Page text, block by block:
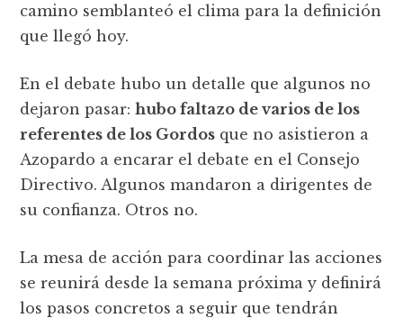
camino semblanteó el clima para la definición
que llegó hoy.
En el debate hubo un detalle que algunos no
dejaron pasar:hubo faltazo de varios de los
referentes de los Gordos que no asistieron a
Azopardo a encarar el debate en el Consejo
Directivo. Algunos mandaron a dirigentes de
su confianza. Otros no.
La mesa de acción para coordinar las acciones
se reunirá desde la semana próxima y definirá
los pasos concretos a seguir que tendrán